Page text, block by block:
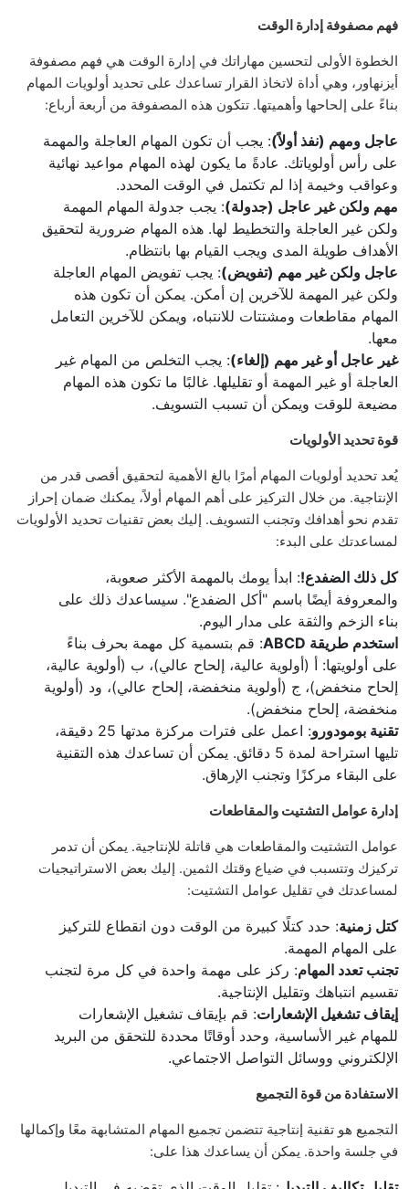
فهم مصفوفة إدارة الوقت
الخطوة الأولى لتحسين مهاراتك في إدارة الوقت هي فهم مصفوفة
أيزنهاور، وهي أداة لاتخاذ القرار تساعدك على تحديد أولويات المهام
بناءً على إلحاحها وأهميتها. تتكون هذه المصفوفة من أربعة أرباع:
عاجل ومهم (نفذ أولاً): يجب أن تكون المهام العاجلة والمهمة
على رأس أولوياتك. عادةً ما يكون لهذه المهام مواعيد نهائية
وعواقب وخيمة إذا لم تكتمل في الوقت المحدد.
مهم ولكن غير عاجل (جدولة): يجب جدولة المهام المهمة
ولكن غير العاجلة والتخطيط لها. هذه المهام ضرورية لتحقيق
الأهداف طويلة المدى ويجب القيام بها بانتظام.
عاجل ولكن غير مهم (تفويض): يجب تفويض المهام العاجلة
ولكن غير المهمة للآخرين إن أمكن. يمكن أن تكون هذه
المهام مقاطعات ومشتتات للانتباه، ويمكن للآخرين التعامل
معها.
غير عاجل أو غير مهم (إلغاء): يجب التخلص من المهام غير
العاجلة أو غير المهمة أو تقليلها. غالبًا ما تكون هذه المهام
مضيعة للوقت ويمكن أن تسبب التسويف.
قوة تحديد الأولويات
يُعد تحديد أولويات المهام أمرًا بالغ الأهمية لتحقيق أقصى قدر من
الإنتاجية. من خلال التركيز على أهم المهام أولاً، يمكنك ضمان إحراز
تقدم نحو أهدافك وتجنب التسويف. إليك بعض تقنيات تحديد الأولويات
لمساعدتك على البدء:
كل ذلك الضفدع!: ابدأ يومك بالمهمة الأكثر صعوبة،
والمعروفة أيضًا باسم "أكل الضفدع". سيساعدك ذلك على
بناء الزخم والثقة على مدار اليوم.
استخدم طريقة ABCD
: قم بتسمية كل مهمة بحرف بناءً
على أولويتها: أ (أولوية عالية، إلحاح عالي)، ب (أولوية عالية،
إلحاح منخفض)، ج (أولوية منخفضة، إلحاح عالي)، ود (أولوية
منخفضة، إلحاح منخفض).
تقنية بومودورو
: اعمل على فترات مركزة مدتها 25 دقيقة،
تليها استراحة لمدة 5 دقائق. يمكن أن تساعدك هذه التقنية
على البقاء مركزًا وتجنب الإرهاق.
إدارة عوامل التشتيت والمقاطعات
عوامل التشتيت والمقاطعات هي قاتلة للإنتاجية. يمكن أن تدمر
تركيزك وتتسبب في ضياع وقتك الثمين. إليك بعض الاستراتيجيات
لمساعدتك في تقليل عوامل التشتيت:
كتل زمنية: حدد كتلًا كبيرة من الوقت دون انقطاع للتركيز
على المهام المهمة.
تجنب تعدد المهام: ركز على مهمة واحدة في كل مرة لتجنب
تقسيم انتباهك وتقليل الإنتاجية.
إيقاف تشغيل الإشعارات: قم بإيقاف تشغيل الإشعارات
للمهام غير الأساسية، وحدد أوقاتًا محددة للتحقق من البريد
الإلكتروني ووسائل التواصل الاجتماعي.
الاستفادة من قوة التجميع
التجميع هو تقنية إنتاجية تتضمن تجميع المهام المتشابهة معًا وإكمالها
في جلسة واحدة. يمكن أن يساعدك هذا على: